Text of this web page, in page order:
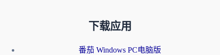
下载应用
番茄 Windows PC电脑版